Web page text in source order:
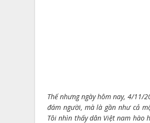
Thế nhưng ngày hôm nay, 4/11/
đám người, mà là gần như cả
Tôi nhìn thấy dân Việt nam hào